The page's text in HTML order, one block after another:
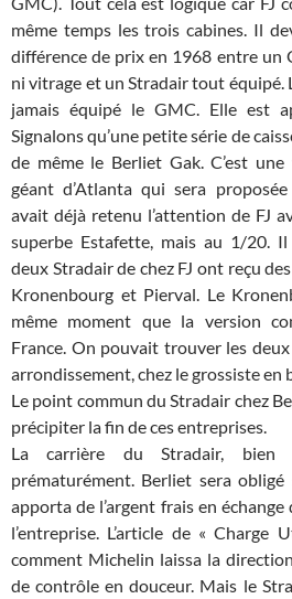
même temps les trois cabines. Il
différence de prix en 1968 entre un
ni vitrage et un Stradair tout équipé.
jamais équipé le GMC. Elle est
Signalons qu’une petite série de
de même le Berliet Gak. C’est
géant d’Atlanta qui sera
avait déjà retenu l’attention de FJ
superbe Estafette, mais au 1/20.
deux Stradair de chez FJ ont reçu
Kronenbourg et Pierval. Le
même moment que la version
France. On pouvait trouver les
arrondissement, chez le grossiste en
Le point commun du Stradair chez
précipiter la fin de ces entreprises.
La carrière du Stradair, bien
prématurément. Berliet sera obligé
apporta de l’argent frais en
l’entreprise. L’article de « Charge
comment Michelin laissa la
de contrôle en douceur. Mais le